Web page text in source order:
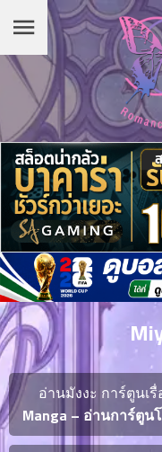
หน้าแรก
หมวดมังงะ
รายชื่อมังงะ
เกาหลี
จีน
ญี่ปุ่น
อ่านมังงะ การ์ตูนเ
Manga – อ่านการ์ตู
Chapter
List
1
ตอน
ที่
น
2
ตอน
ที่
น
3
ตอน
ที่
ม
4
ตอน
ที่
ม
5
ตอน
ที่